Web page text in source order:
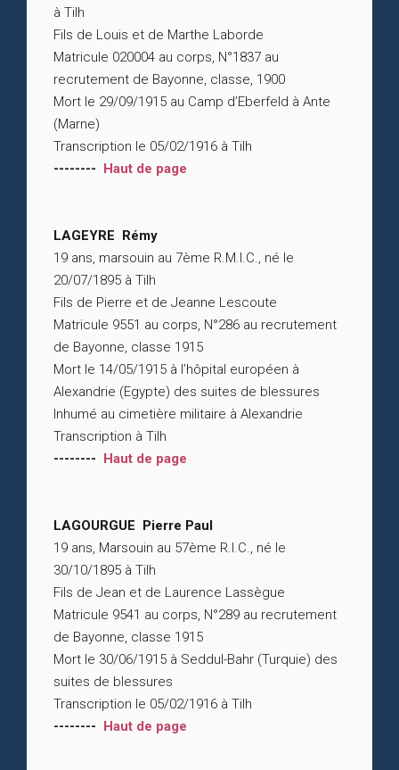
à Tilh
Fils de Louis et de Marthe Laborde
Matricule 020004 au corps, N°1837 au
recrutement de Bayonne, classe, 1900
Mort le 29/09/1915 au Camp d’Eberfeld à Ante
(Marne)
Transcription le 05/02/1916 à Tilh
-------- Haut de page
LAGEYRE Rémy
19 ans, marsouin au 7ème R.M.I.C., né le
20/07/1895 à Tilh
Fils de Pierre et de Jeanne Lescoute
Matricule 9551 au corps, N°286 au recrutement
de Bayonne, classe 1915
Mort le 14/05/1915 à l’hôpital européen à
Alexandrie (Egypte) des suites de blessures
Inhumé au cimetière militaire à Alexandrie
Transcription à Tilh
-------- Haut de page
LAGOURGUE Pierre Paul
19 ans, Marsouin au 57ème R.I.C., né le
30/10/1895 à Tilh
Fils de Jean et de Laurence Lassègue
Matricule 9541 au corps, N°289 au recrutement
de Bayonne, classe 1915
Mort le 30/06/1915 à Seddul-Bahr (Turquie) des
suites de blessures
Transcription le 05/02/1916 à Tilh
-------- Haut de page